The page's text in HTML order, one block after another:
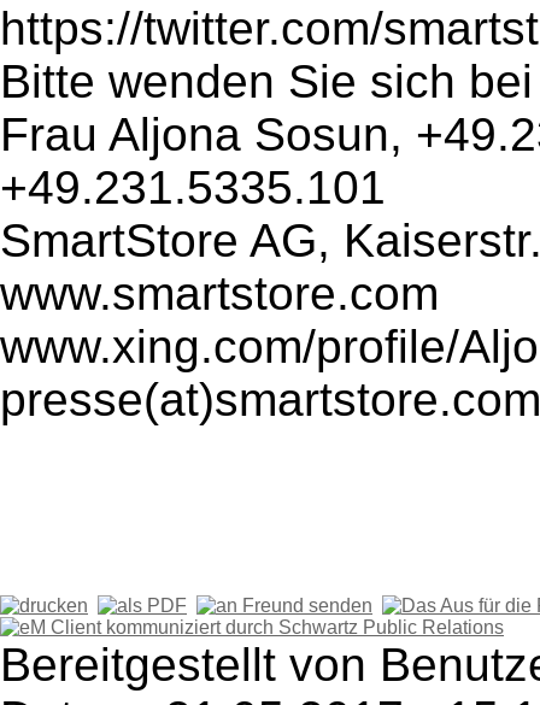
https://twitter.com/
Bitte wenden Sie sich
Frau Aljona Sosun,
+49.231.5335.101
SmartStore AG,
www.smartstore.com
www.xing.com/profile/
presse(at)smartstore.com
Bereitgestellt von